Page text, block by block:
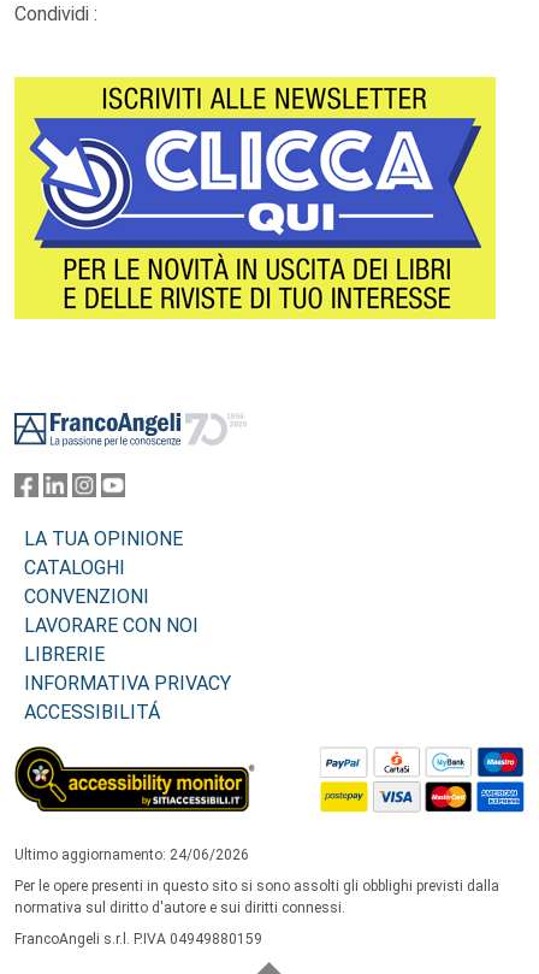
Condividi :
LA TUA OPINIONE
CATALOGHI
CONVENZIONI
LAVORARE CON NOI
LIBRERIE
INFORMATIVA PRIVACY
ACCESSIBILITÁ
Ultimo aggiornamento: 24/06/2026
Per le opere presenti in questo sito si sono assolti gli obblighi previsti dalla
normativa sul diritto d'autore e sui diritti connessi.
FrancoAngeli s.r.l. P.IVA 04949880159